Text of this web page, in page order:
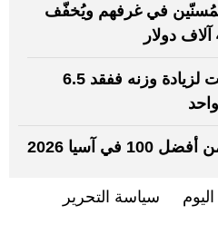
في غرفهم ويُخفّف
صيني لجأ لمؤثرة انترنت لزيادة وزنه ففقد 6.5
سياسة التحرير